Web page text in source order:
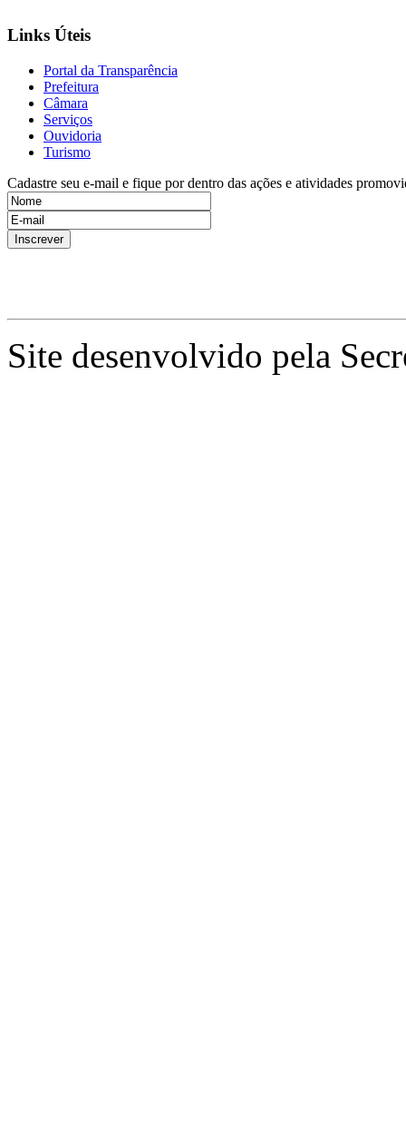
Links Úteis
Portal da Transparência
Prefeitura
Câmara
Serviços
Ouvidoria
Turismo
Cadastre seu e-mail e fique por dentro das ações e atividades
Site desenvolvido pela